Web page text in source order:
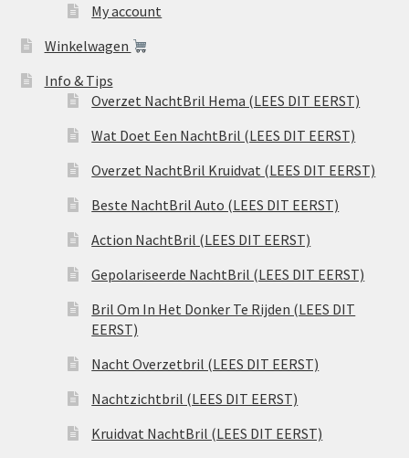
My account
Winkelwagen
Info & Tips
Overzet NachtBril Hema (LEES DIT EERST)
Wat Doet Een NachtBril (LEES DIT EERST)
Overzet NachtBril Kruidvat (LEES DIT EERST)
Beste NachtBril Auto (LEES DIT EERST)
Action NachtBril (LEES DIT EERST)
Gepolariseerde NachtBril (LEES DIT EERST)
Bril Om In Het Donker Te Rijden (LEES DIT
EERST)
Nacht Overzetbril (LEES DIT EERST)
Nachtzichtbril (LEES DIT EERST)
Kruidvat NachtBril (LEES DIT EERST)